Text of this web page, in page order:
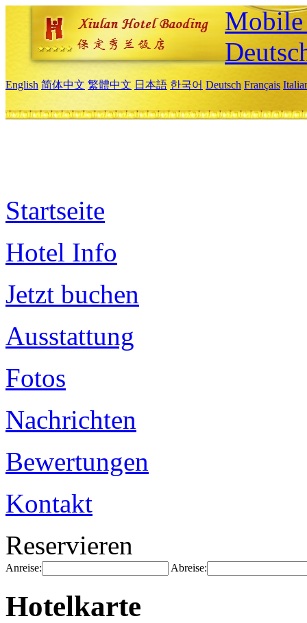
English 简体中文 繁體中文 日本語 한국어 Deutsch Français
Startseite
Hotel Info
Jetzt buchen
Ausstattung
Fotos
Nachrichten
Bewertungen
Kontakt
Reservieren
Anreise: Abreise:
Hotelkarte